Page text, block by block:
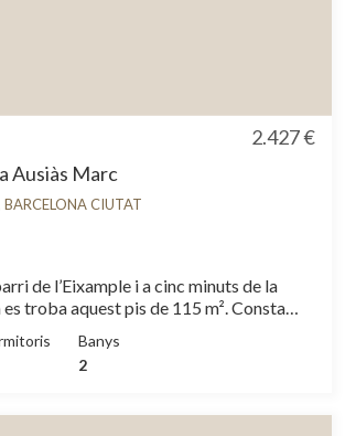
2.427 €
Ausiàs Marc
CIUTAT
de l’Eixample i a cinc minuts de la
troba aquest pis de 115 m². Consta
d’illa de l’Eixample, amb molta llum i sol
cuina que es lliura completament
totes amb armaris. L’habitació principal
Banys
2